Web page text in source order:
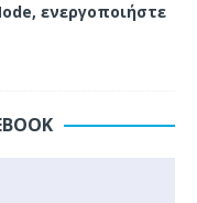
ενεργοποιήστε